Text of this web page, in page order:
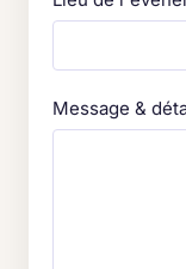
Message &